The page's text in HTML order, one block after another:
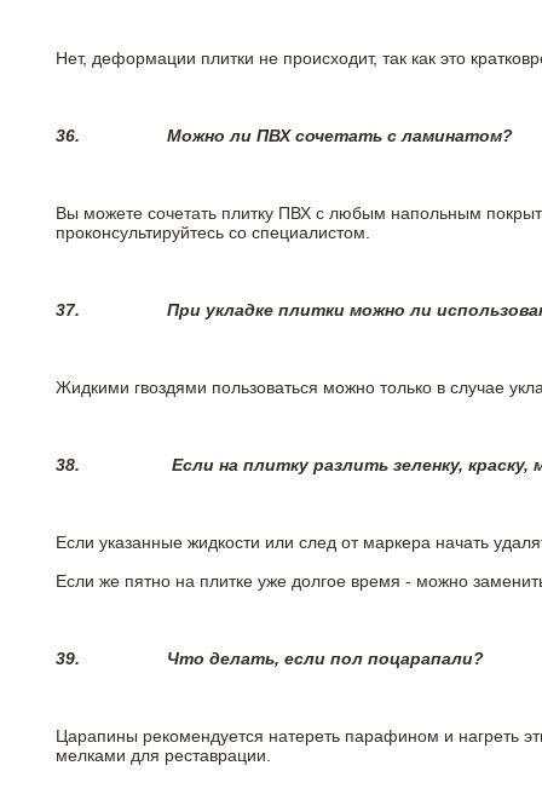
Нет, деформации плитки не происходит, так как это
36. Можно ли ПВХ сочетать с ламинатом?
Вы можете сочетать плитку ПВХ с любым напольным
проконсультируйтесь со специалистом.
37. При укладке плитки можно ли
Жидкими гвоздями пользоваться можно только в случае
38. Если на плитку разлить зеленку,
Если указанные жидкости или след от маркера начать
Если же пятно на плитке уже долгое время - можно
39. Что делать, если пол поцарапали?
Царапины рекомендуется натереть парафином и нагреть
мелками для реставрации.